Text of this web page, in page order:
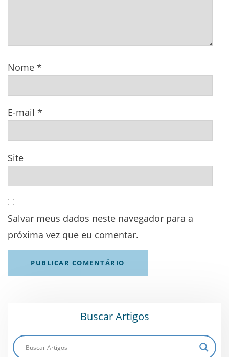
Nome *
E-mail *
Site
Salvar meus dados neste navegador para a
próxima vez que eu comentar.
Buscar Artigos